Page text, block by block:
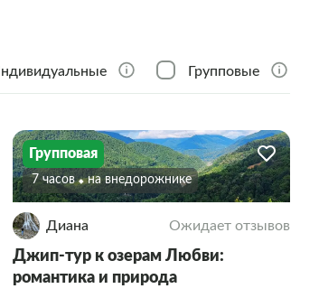
Групповые
Групповая
7 часов На внедорожнике
Диана Ожидает отзывов
Джип-тур к озерам Любви:
романтика и природа